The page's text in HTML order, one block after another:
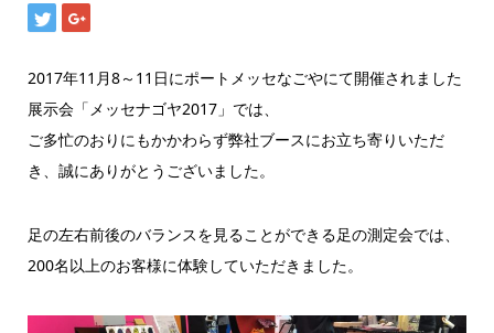
2017年11月8～11日にポートメッセなごやにて開催されました
展示会「メッセナゴヤ2017」では、
ご多忙のおりにもかかわらず弊社ブースにお立ち寄りいただ
き、誠にありがとうございました。
足の左右前後のバランスを見ることができる足の測定会では、
200名以上のお客様に体験していただきました。